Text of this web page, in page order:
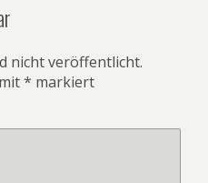
nicht veröffentlicht.
* markiert